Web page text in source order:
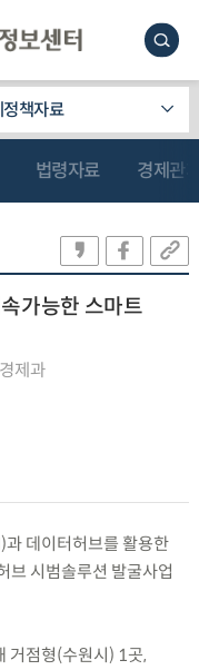
정책자료
법령자료 경제관
가능한 스마트
제과
데이터허브를 활용한
브 시범솔루션 발굴사업
거점형(수원시) 1곳,